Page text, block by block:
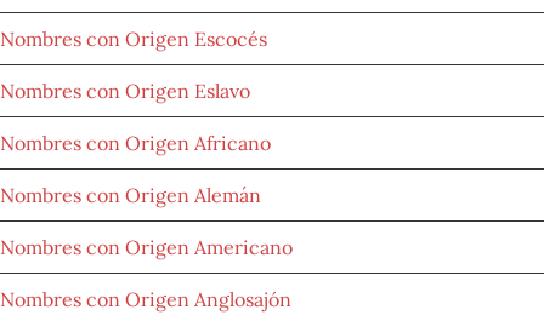
Nombres con Origen Escocés
Nombres con Origen Eslavo
Nombres con Origen Africano
Nombres con Origen Alemán
Nombres con Origen Americano
Nombres con Origen Anglosajón